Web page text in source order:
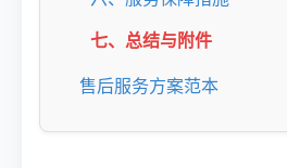
七、总结与附件
售后服务方案范本